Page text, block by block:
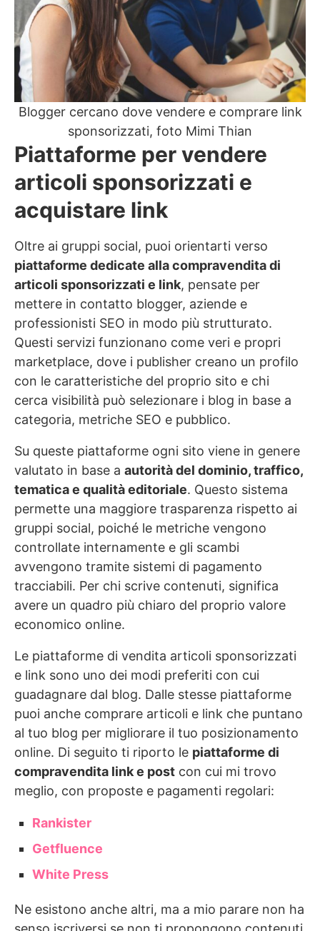
Blogger cercano dove vendere e comprare link
sponsorizzati, foto Mimi Thian
Piattaforme per vendere
articoli sponsorizzati e
acquistare link
Oltre ai gruppi social, puoi orientarti verso
piattaforme dedicate alla compravendita di
articoli sponsorizzati e link, pensate per
mettere in contatto blogger, aziende e
professionisti SEO in modo più strutturato.
Questi servizi funzionano come veri e propri
marketplace, dove i publisher creano un profilo
con le caratteristiche del proprio sito e chi
cerca visibilità può selezionare i blog in base a
categoria, metriche SEO e pubblico.
Su queste piattaforme ogni sito viene in genere
valutato in base a autorità del dominio, traffico,
tematica e qualità editoriale. Questo sistema
permette una maggiore trasparenza rispetto ai
gruppi social, poiché le metriche vengono
controllate internamente e gli scambi
avvengono tramite sistemi di pagamento
tracciabili. Per chi scrive contenuti, significa
avere un quadro più chiaro del proprio valore
economico online.
Le piattaforme di vendita articoli sponsorizzati
e link sono uno dei modi preferiti con cui
guadagnare dal blog. Dalle stesse piattaforme
puoi anche comprare articoli e link che puntano
al tuo blog per migliorare il tuo posizionamento
online. Di seguito ti riporto le piattaforme di
compravendita link e post con cui mi trovo
meglio, con proposte e pagamenti regolari:
Rankister
Getfluence
White Press
Ne esistono anche altri, ma a mio parare non ha